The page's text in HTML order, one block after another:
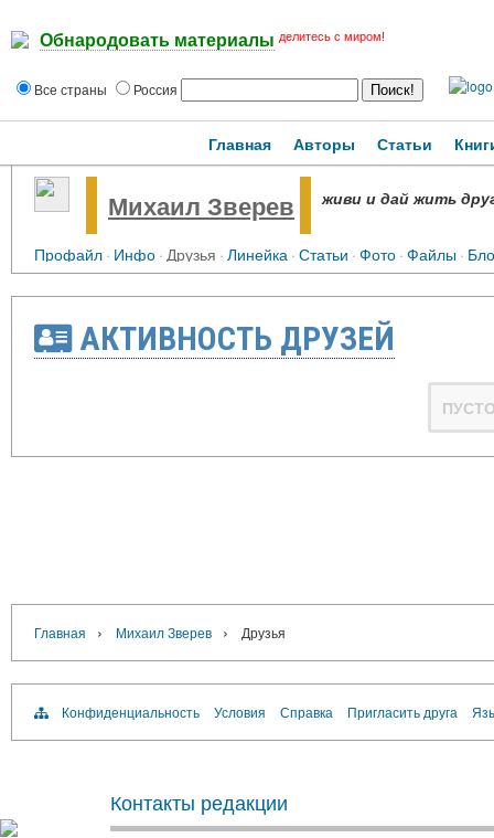
Обнародовать материалы делитесь с миром!
Все страны Россия
Главная Авторы Статьи
Михаил Зверев живи и дай жить
Профайл· Инфо· Друзья ·Линейка ·Статьи ·Фото·Файлы·
АКТИВНОСТЬ ДРУЗЕЙ
Главная › Михаил Зверев › Друзья
Конфиденциальность Условия Справка Пригласить друга
Контакты редакции